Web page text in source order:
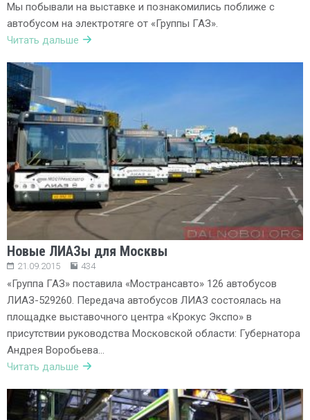
Мы побывали на выставке и познакомились поближе с
автобусом на электротяге от «Группы ГАЗ».
Читать дальше
Новые ЛИАЗы для Москвы
21.09.2015 434
«Группа ГАЗ» поставила «Мострансавто» 126 автобусов
ЛИАЗ-529260. Передача автобусов ЛИАЗ состоялась на
площадке выставочного центра «Крокус Экспо» в
присутствии руководства Московской области: Губернатора
Андрея Воробьева…
Читать дальше